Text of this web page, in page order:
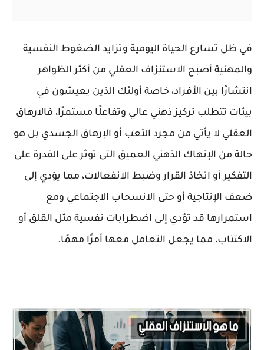
في ظل تسارع الحياة اليومية وتزايد الضغوط النفسية
والمهنية أصبح الاستنزاف العقلي من أكثر الظواهر
انتشارًا بين الأفراد، خاصة أولئك الذين يعيشون في
بيئات تتطلب تركيز ذهني عالي وتفاعلًا مستمرًا، فالارهاق
العقلي لا يأتي من مجرد التعب أو الإرهاق الجسدي بل هو
حالة من الإنهاك الذهني العميق التى تؤثر على القدرة على
التفكير أو اتخاذ القرار وضبط الانفعالات، مما يؤدي إلى
ضعف الإنتاجية أو حتى الانسحاب الاجتماعي ومع
استمرارها قد تؤدي إلى اضطرابات نفسية مثل القلق أو
الاكتئاب، مما يجعل التعامل معها أمرًا مهمًا.